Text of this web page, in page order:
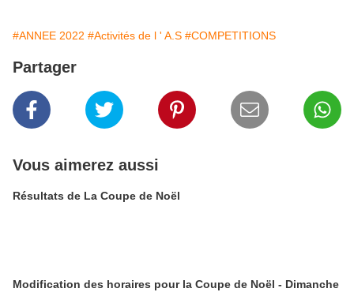
#ANNEE 2022 #Activités de l ' A.S #COMPETITIONS
Partager
Vous aimerez aussi
Résultats de La Coupe de Noël
Modification des horaires pour la Coupe de Noël - Dimanche